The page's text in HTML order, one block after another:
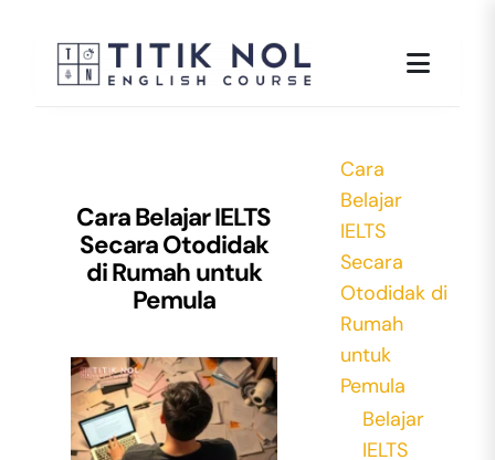
content
Cara Belajar IELTS
Secara Otodidak
di Rumah untuk
Pemula
Cara
Belajar
IELTS
Secara
Otodidak di
Rumah
untuk
Pemula
Belajar
IELTS